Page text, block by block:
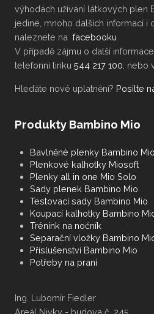
výhodách užívání látkových plen
jediné, mnoho dalších informací i
naleznete na facebooku
V případě zájmu o další
telefonní linku 544 217 100 , nebo
Hledáte nové uplatnění? Posilte
Produkty Bambino Mio
Bavlněné plenky Bambino Mio
Plenkové kalhotky Miosoft
Plenky all in one Mio Solo
Sady plenek Bambino Mio
Testovací sady Bambino Mio
Koupací kalhotky Bambino
Trénink na nočník
Separační vložky Bambino
Příslušenství Bambino Mio
Potřeby na praní
Ing. Lubomír Fiedler